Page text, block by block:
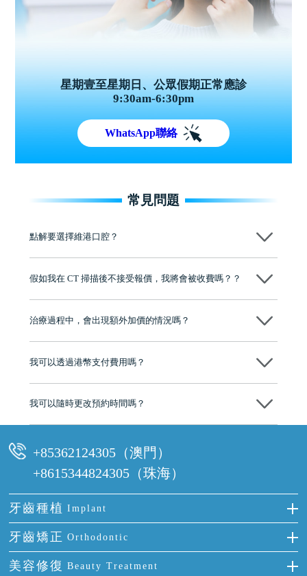
星期壹至星期日、公眾假期正常應診
9:30am-6:30pm
WhatsApp聯絡
常見問題
點解要選擇維港口腔？
維港口腔踐行「醫道濟世」的大學校訓，各分院匯聚來自香港、內地的
牌」、「2025香港企業領袖品牌」，是諾貝爾種植系統全球放心植牙中
至今已服務超過三十個國家和地區的顧客，受到粵港澳大灣區及周邊城
市市民極高的口碑評價及信任推薦 珠海、深圳設有八大分院，香港亦設
有咨詢及服務保障中心，有任何問題都可以隨時預約免費咨詢，讓人十
假如我在 CT 掃描後不接受報價，我將會被收費嗎？？
治療過程中，會出現額外加價的情況嗎？
我可以透過港幣支付費用嗎？
我可以隨時更改預約時間嗎？
可以，請盡早通過wechat或whatsapp聯絡我們，告知我們你原本預約的
+85362124305（澳門）
+8615344824305（珠海）
牙齒種植 Implant
種牙
單顆牙缺失
牙齒矯正 Orthodontic
隱形箍牙
美容修復 Beauty Treatment